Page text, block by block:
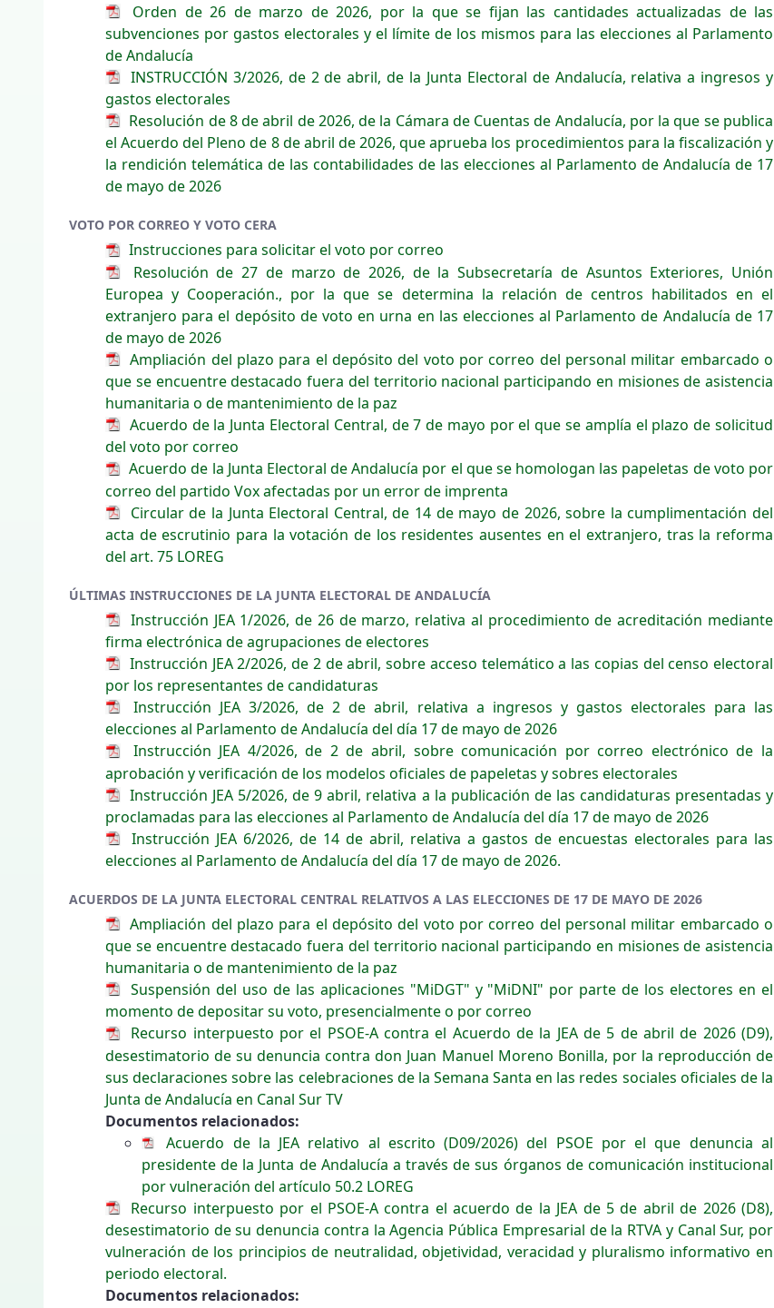
Orden de 26 de marzo de 2026, por la que se fijan las cantidades actualizadas de las
subvenciones por gastos electorales y el límite de los mismos para las elecciones al Parlamento
de Andalucía
INSTRUCCIÓN 3/2026, de 2 de abril, de la Junta Electoral de Andalucía, relativa a ingresos y
gastos electorales
Resolución de 8 de abril de 2026, de la Cámara de Cuentas de Andalucía, por la que se publica
el Acuerdo del Pleno de 8 de abril de 2026, que aprueba los procedimientos para la fiscalización y
la rendición telemática de las contabilidades de las elecciones al Parlamento de Andalucía de 17
de mayo de 2026
VOTO POR CORREO Y VOTO CERA
Instrucciones para solicitar el voto por correo
Resolución de 27 de marzo de 2026, de la Subsecretaría de Asuntos Exteriores, Unión
Europea y Cooperación., por la que se determina la relación de centros habilitados en el
extranjero para el depósito de voto en urna en las elecciones al Parlamento de Andalucía de 17
de mayo de 2026
Ampliación del plazo para el depósito del voto por correo del personal militar embarcado o
que se encuentre destacado fuera del territorio nacional participando en misiones de asistencia
humanitaria o de mantenimiento de la paz
Acuerdo de la Junta Electoral Central, de 7 de mayo por el que se amplía el plazo de solicitud
del voto por correo
Acuerdo de la Junta Electoral de Andalucía por el que se homologan las papeletas de voto por
correo del partido Vox afectadas por un error de imprenta
Circular de la Junta Electoral Central, de 14 de mayo de 2026, sobre la cumplimentación del
acta de escrutinio para la votación de los residentes ausentes en el extranjero, tras la reforma
del art. 75 LOREG
ÚLTIMAS INSTRUCCIONES DE LA JUNTA ELECTORAL DE ANDALUCÍA
Instrucción JEA 1/2026, de 26 de marzo, relativa al procedimiento de acreditación mediante
firma electrónica de agrupaciones de electores
Instrucción JEA 2/2026, de 2 de abril, sobre acceso telemático a las copias del censo electoral
por los representantes de candidaturas
Instrucción JEA 3/2026, de 2 de abril, relativa a ingresos y gastos electorales para las
elecciones al Parlamento de Andalucía del día 17 de mayo de 2026
Instrucción JEA 4/2026, de 2 de abril, sobre comunicación por correo electrónico de la
aprobación y verificación de los modelos oficiales de papeletas y sobres electorales
Instrucción JEA 5/2026, de 9 abril, relativa a la publicación de las candidaturas presentadas y
proclamadas para las elecciones al Parlamento de Andalucía del día 17 de mayo de 2026
Instrucción JEA 6/2026, de 14 de abril, relativa a gastos de encuestas electorales para las
elecciones al Parlamento de Andalucía del día 17 de mayo de 2026.
ACUERDOS DE LA JUNTA ELECTORAL CENTRAL RELATIVOS A LAS ELECCIONES DE 17 DE MAYO DE 2026
Ampliación del plazo para el depósito del voto por correo del personal militar embarcado o
que se encuentre destacado fuera del territorio nacional participando en misiones de asistencia
humanitaria o de mantenimiento de la paz
Suspensión del uso de las aplicaciones "MiDGT" y "MiDNI" por parte de los electores en el
momento de depositar su voto, presencialmente o por correo
Recurso interpuesto por el PSOE-A contra el Acuerdo de la JEA de 5 de abril de 2026 (D9),
desestimatorio de su denuncia contra don Juan Manuel Moreno Bonilla, por la reproducción de
sus declaraciones sobre las celebraciones de la Semana Santa en las redes sociales oficiales de la
Junta de Andalucía en Canal Sur TV
Documentos relacionados:
Acuerdo de la JEA relativo al escrito (D09/2026) del PSOE por el que denuncia al
presidente de la Junta de Andalucía a través de sus órganos de comunicación institucional
por vulneración del artículo 50.2 LOREG
Recurso interpuesto por el PSOE-A contra el acuerdo de la JEA de 5 de abril de 2026 (D8),
desestimatorio de su denuncia contra la Agencia Pública Empresarial de la RTVA y Canal Sur, por
vulneración de los principios de neutralidad, objetividad, veracidad y pluralismo informativo en
periodo electoral.
Documentos relacionados: